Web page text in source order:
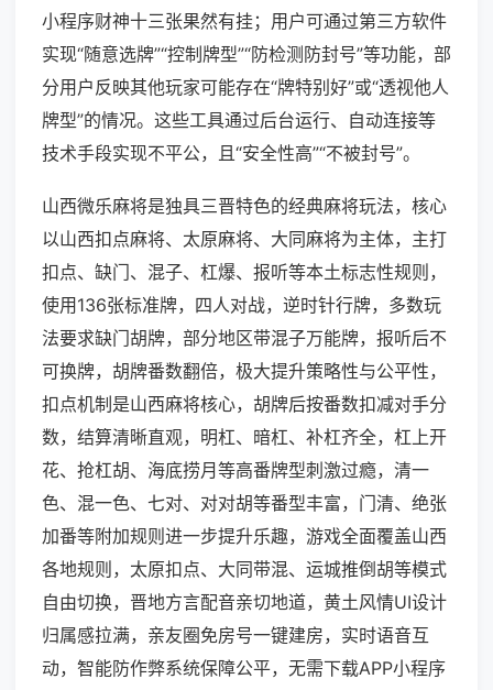
小程序财神十三张果然有挂；用户可通过第三方软件
实现“随意选牌”“控制牌型”“防检测防封号”等功能，部
分用户反映其他玩家可能存在“牌特别好”或“透视他人
牌型”的情况。这些工具通过后台运行、自动连接等
技术手段实现不平公，且“安全性高”“不被封号”。
山西微乐麻将是独具三晋特色的经典麻将玩法，核心
以山西扣点麻将、太原麻将、大同麻将为主体，主打
扣点、缺门、混子、杠爆、报听等本土标志性规则，
使用136张标准牌，四人对战，逆时针行牌，多数玩
法要求缺门胡牌，部分地区带混子万能牌，报听后不
可换牌，胡牌番数翻倍，极大提升策略性与公平性，
扣点机制是山西麻将核心，胡牌后按番数扣减对手分
数，结算清晰直观，明杠、暗杠、补杠齐全，杠上开
花、抢杠胡、海底捞月等高番牌型刺激过瘾，清一
色、混一色、七对、对对胡等番型丰富，门清、绝张
加番等附加规则进一步提升乐趣，游戏全面覆盖山西
各地规则，太原扣点、大同带混、运城推倒胡等模式
自由切换，晋地方言配音亲切地道，黄土风情UI设计
归属感拉满，亲友圈免房号一键建房，实时语音互
动，智能防作弊系统保障公平，无需下载APP小程序